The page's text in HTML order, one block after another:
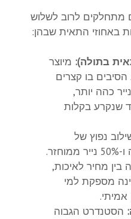
מתחלקים לרוב לשלוש
באחוזי התאית שבהן:
מיוצר
הסיבים בו קצרים
כהה יותר,
שנקרע בקלות
נפוץ של
כ-50% תאית בתולה ו-50% נייר ממוחזר.
בין מחיר לאיכות,
מספקת למי
אמיתי.
הסטנדרט הגבוה